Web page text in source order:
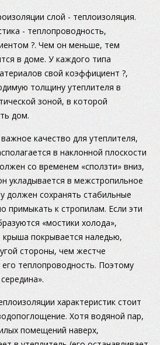
слой - теплоизоляция.
- теплопроводность,
?. Чем он меньше, тем
в доме. У каждого типа
свой коэффициент ?,
толщину утеплителя в
зоной, в которой
дом.
качество для утеплителя,
в наклонной плоскости
со временем «сползти» вниз,
укладывается в межстропильное
должен сохранять стабильные
примыкать к стропилам. Если эти
«мостики холода»,
покрывается наледью,
стороны, чем жестче
теплопроводность. Поэтому
характеристик стоит
Хотя водяной пар,
помещений наверх,